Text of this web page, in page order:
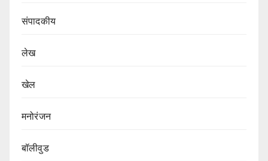
संपादकीय
लेख
खेल
मनोरंजन
बॉलीवुड